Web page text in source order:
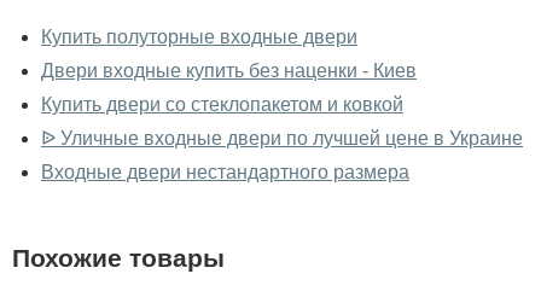
ковкой вживую?
Да, можно посмотреть двери с ковкой в нашем
фирменном салоне-магазине.
У вас большой магазин?
Помогаете ли вы выбрать двери с
Купить полуторные входные двери
Двери входные купить без наценки - Киев
Купить двери со стеклопакетом и ковкой
ᐉ Уличные входные двери по лучшей цене в Украине
Входные двери нестандартного размера
Похожие товары